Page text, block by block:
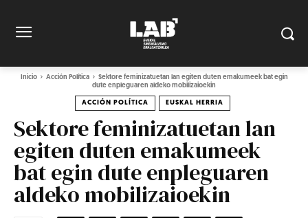
Inicio Acción Política
Sektore feminizatuetan lan egiten duten emakumeek bat egin
dute enpleguaren aldeko mobilizaioekin
ACCIÓN POLÍTICA EUSKAL HERRIA
Sektore feminizatuetan lan
egiten duten emakumeek
bat egin dute enpleguaren
aldeko mobilizaioekin